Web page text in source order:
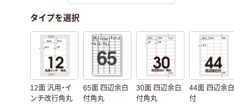
タイプを選択
12面 汎用・イ
ンチ改行角丸
65面 四辺余白
付角丸
30面 四辺余白
付角丸
44面 四辺余白
付